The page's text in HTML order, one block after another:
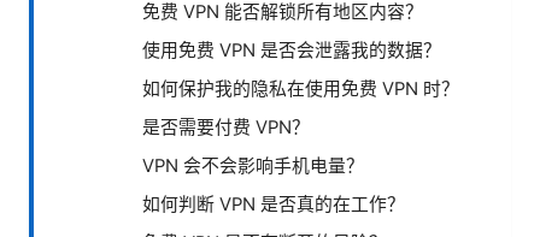
免费 VPN 能否解锁所有地区内容？
使用免费 VPN 是否会泄露我的数据？
如何保护我的隐私在使用免费 VPN 时？
是否需要付费 VPN？
VPN 会不会影响手机电量？
如何判断 VPN 是否真的在工作？